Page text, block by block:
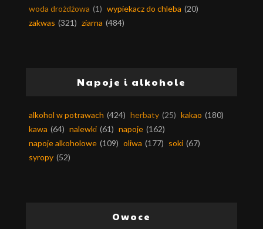
woda drożdżowa (1) wypiekacz do chleba (20)
zakwas (321) ziarna (484)
Napoje i alkohole
alkohol w potrawach (424) herbaty (25) kakao (180)
kawa (64) nalewki (61) napoje (162)
napoje alkoholowe (109) oliwa (177) soki (67)
syropy (52)
Owoce